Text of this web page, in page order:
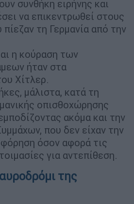
συνθήκη ειρήνης και
να επικεντρωθεί στους
πίεζαν τη Γερμανία από την
η κούραση των
ήταν στα
Χίτλερ.
μάλιστα, κατά τη
οπισθοχώρησης
ακόμα και την
που δεν είχαν την
όσον αφορά τις
για αντεπίθεση.
της